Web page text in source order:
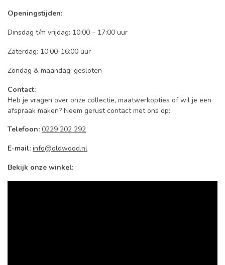
Openingstijden:
Dinsdag t/m vrijdag: 10:00 – 17:00 uur
Zaterdag: 10:00-16:00 uur
Zondag & maandag: gesloten
Contact:
Heb je vragen over onze collectie, maatwerkopties of wil je een
afspraak maken? Neem gerust contact met ons op:
Telefoon: 0229 202 292
E-mail: info@oldwood.nl
Bekijk onze winkel: